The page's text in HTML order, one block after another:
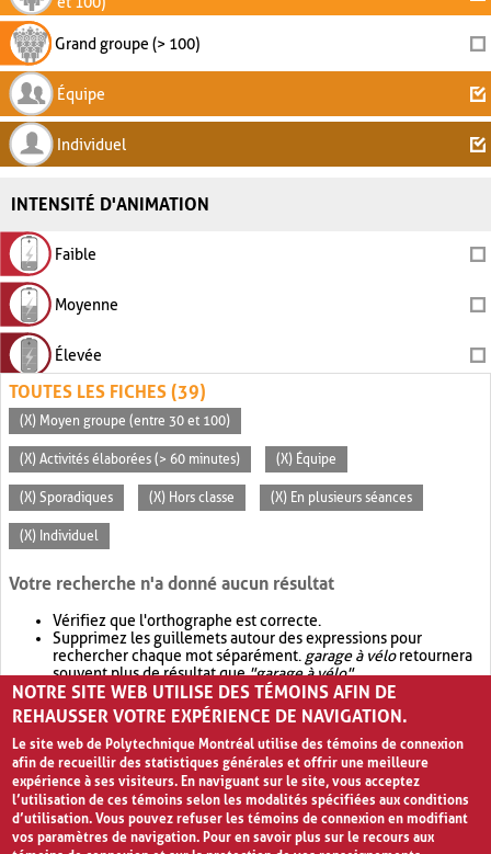
Grand groupe (> 100)
Équipe
Individuel
INTENSITÉ D'ANIMATION
Faible
Moyenne
Élevée
TOUTES LES FICHES (39)
(X) Moyen groupe (entre 30 et 100)
(X) Activités élaborées (> 60 minutes) (X) Équipe
(X) Sporadiques (X) Hors classe (X) En plusieurs séances
(X) Individuel
Votre recherche n'a donné aucun résultat
Vérifiez que l'orthographe est correcte.
Supprimez les guillemets autour des expressions pour
rechercher chaque mot séparément. garage à véloretournera
souvent plus de résultat que"garage à vélo".
Envisagez d'élargir votre recherche avec OR.garage OR vélo
retournera souvent plus de résultat quegarage à vélo
NOTRE SITE WEB UTILISE DES TÉMOINS AFIN DE
REHAUSSER VOTRE EXPÉRIENCE DE NAVIGATION.
Le site web de Polytechnique Montréal utilise des témoins de connexion
afin de recueillir des statistiques générales et offrir une meilleure
expérience à ses visiteurs. En naviguant sur le site, vous acceptez
l’utilisation de ces témoins selon les modalités spécifiées aux conditions
d’utilisation. Vous pouvez refuser les témoins de connexion en modifiant
vos paramètres de navigation. Pour en savoir plus sur le recours aux